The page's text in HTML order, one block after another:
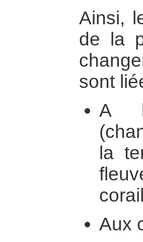
Ainsi,
de la
sont
A
la
Aux